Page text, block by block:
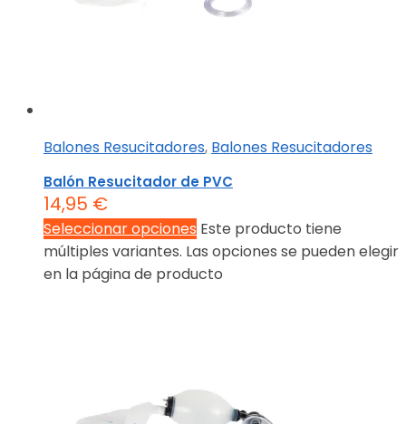
Balones Resucitadores, Balones Resucitadores
Balón Resucitador de PVC
14,95 €
Seleccionar opciones Este producto tiene
múltiples variantes. Las opciones se pueden elegir
en la página de producto